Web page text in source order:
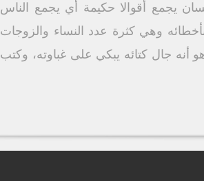
يجمع أقوالا حكيمة أي يجمع الناس
وهي كثرة عدد النساء والزوجات
أنه جال كتائه يبكي على غباوته، وكتب